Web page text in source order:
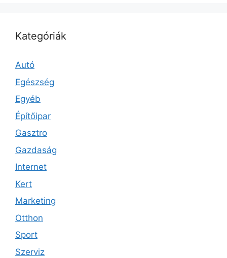
Kategóriák
Autó
Egészség
Egyéb
Építőipar
Gasztro
Gazdaság
Internet
Kert
Marketing
Otthon
Sport
Szerviz